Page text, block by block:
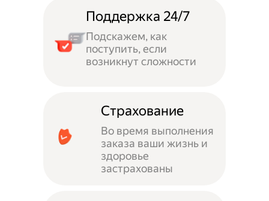
Поддержка 24/7
Подскажем, как
поступить, если
возникнут сложности
Страхование
Во время выполнения
заказа ваши жизнь и
здоровье
застрахованы